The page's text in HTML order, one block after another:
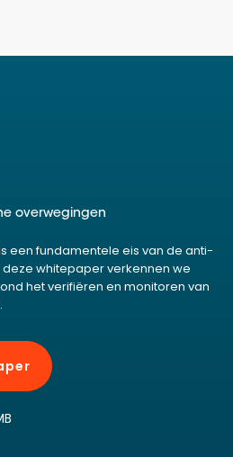
overwegingen
een fundamentele eis van de anti-
deze whitepaper verkennen we
het verifiëren en monitoren van